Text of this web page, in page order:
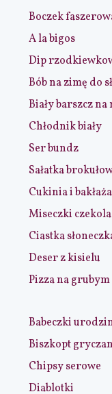
Boczek
A la bigos
Dip
Bób na zimę do
Biały barszcz na
Chłodnik biały
Ser bundz
Sałatka
Cukinia i
Miseczki
Ciastka
Deser z kisielu
Pizza na grubym
Babeczki
Biszkopt
Chipsy serowe
Diablotki